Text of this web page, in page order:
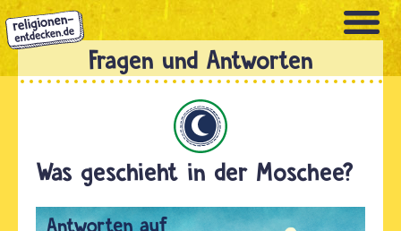
Direkt
zum
Inhalt
Was geschieht in der Moschee?